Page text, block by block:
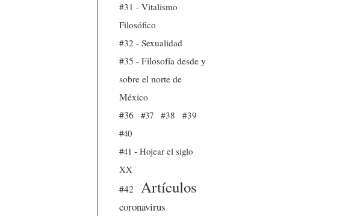
#31 - Vitalismo
Filosófico
#32 - Sexualidad
#35 - Filosofía desde y
sobre el norte de
México
#36
#37 #38
#39
#40
#41 - Hojear el siglo
XX
#42
Artículos
coronavirus